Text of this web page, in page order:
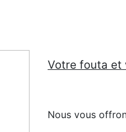
Votre fouta et
Nous vous